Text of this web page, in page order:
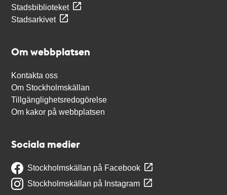
Stadsbiblioteket
Stadsarkivet
Om webbplatsen
Kontakta oss
Om Stockholmskällan
Tillgänglighetsredogörelse
Om kakor på webbplatsen
Sociala medier
Stockholmskällan på Facebook
Stockholmskällan på Instagram